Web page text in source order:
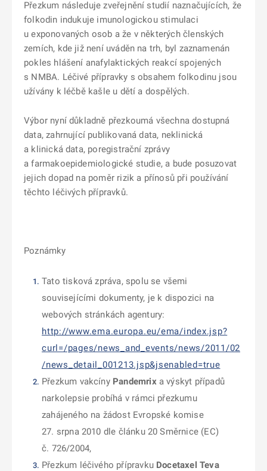
Přezkum následuje zveřejnění studií naznačujících, že
folkodin indukuje imunologickou stimulaci
u exponovaných osob a že v některých členských
zemích, kde již není uváděn na trh, byl zaznamenán
pokles hlášení anafylaktických reakcí spojených
s NMBA. Léčivé přípravky s obsahem folkodinu jsou
užívány k léčbě kašle u dětí a dospělých.
Výbor nyní důkladně přezkoumá všechna dostupná
data, zahrnující publikovaná data, neklinická
a klinická data, poregistrační zprávy
a farmakoepidemiologické studie, a bude posuzovat
jejich dopad na poměr rizik a přínosů při používání
těchto léčivých přípravků.
Poznámky
Tato tisková zpráva, spolu se všemi
souvisejícími dokumenty, je k dispozici na
webových stránkách agentury:
http://www.ema.europa.eu/ema/index.jsp?
curl=/pages/news_and_events/news/2011/02
/news_detail_001213.jsp&jsenabled=true
Přezkum vakcíny Pandemrixa výskyt případů
narkolepsie probíhá v rámci přezkumu
zahájeného na žádost Evropské komise
27. srpna 2010 dle článku 20 Směrnice (EC)
č. 726/2004,
Přezkum léčivého přípravku Docetaxel Teva